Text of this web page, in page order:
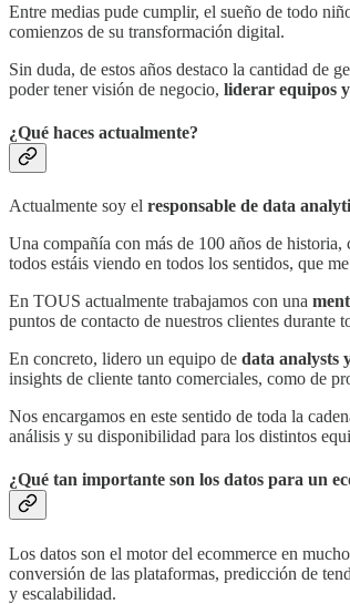
Entre medias pude cumplir, el sueño de todo
comienzos de su transformación digital.
Sin duda, de estos años destaco la cantidad de
poder tener visión de negocio, liderar equipos
¿Qué haces actualmente?
Actualmente soy el responsable de data
Una compañía con más de 100 años de
todos estáis viendo en todos los sentidos, que
En TOUS actualmente trabajamos con una
puntos de contacto de nuestros clientes
En concreto, lidero un equipo de data analysts
insights de cliente tanto comerciales, como de
Nos encargamos en este sentido de toda la
análisis y su disponibilidad para los distintos
¿Qué tan importante son los datos para un
Los datos son el motor del ecommerce en
conversión de las plataformas, predicción de
y escalabilidad.